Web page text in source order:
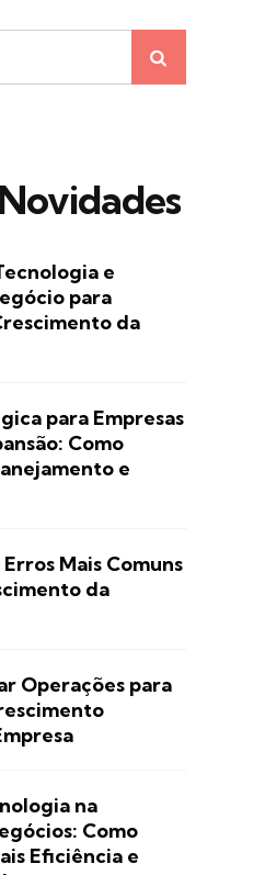
e
para
da
para Empresas
Como
e
Mais Comuns
da
Operações para
na
Como
Eficiência e